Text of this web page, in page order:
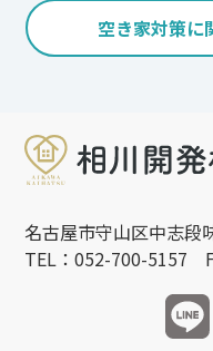
空き家対策に
名古屋市守山区中志段
TEL：052-700-5157